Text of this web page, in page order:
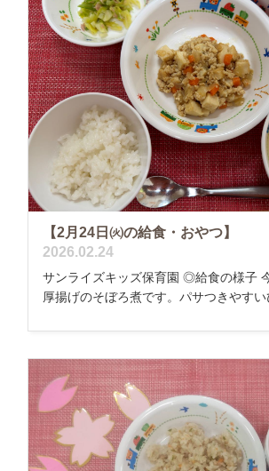
【2月24日㈫の給食・おやつ】
2026.02.24
サンライズキッズ保育園 ◎給食の様子
厚揚げのそぼろ煮です。パサつきやすい